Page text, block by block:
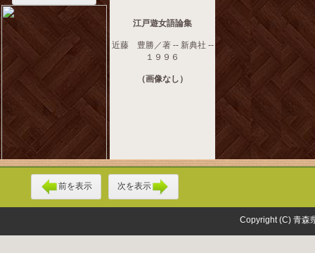
江戸遊女語論集
近藤 豊勝／著 -- 新典社 --
１９９６
（画像なし）
前を表示 次を表示
Copyright (C) 青森